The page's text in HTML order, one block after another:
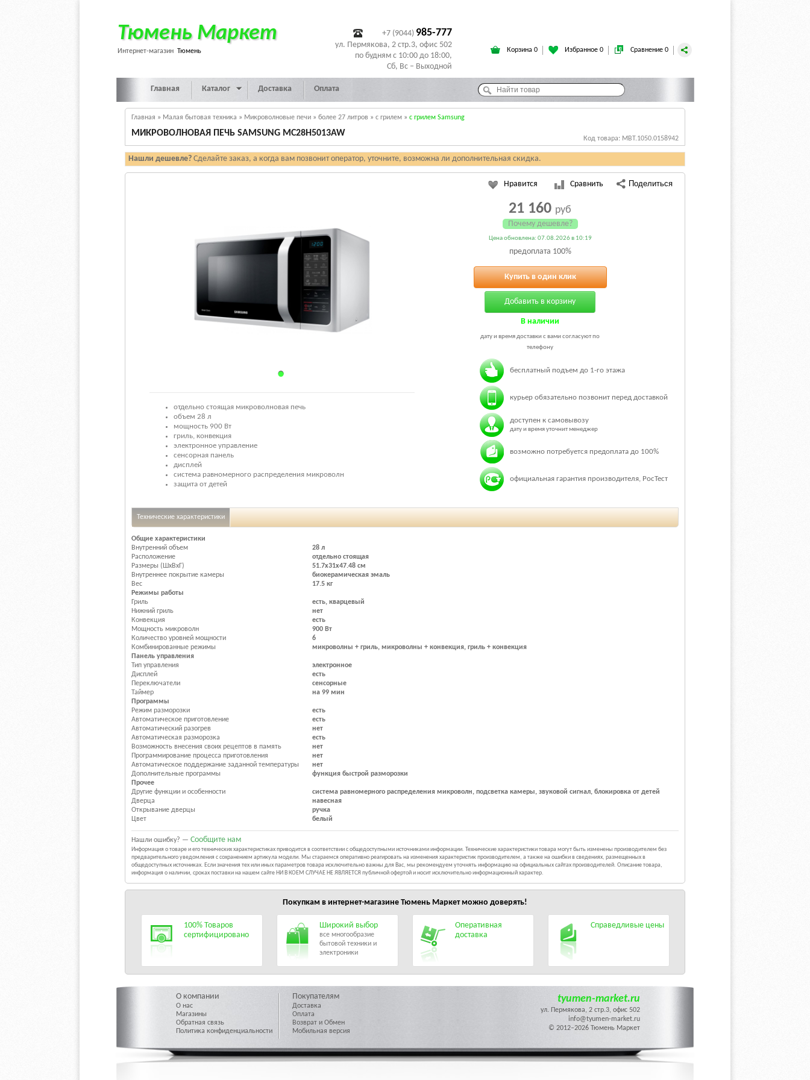
Тюмень Маркет
Интернет-магазин Тюмень
+7 (9044) 985-777
ул. Пермякова, 2 стр.3, офис 502
по будням с 10:00 до 18:00,
Сб, Вс – Выходной
Корзина 0 Избранное 0 Сравнение 0
Главная Каталог Доставка Оплата
Главная » Малая бытовая техника » Микроволновые печи » более 27 литров » с грилем » с грилем Samsung
Код товара: MBT.1050.0158942
МИКРОВОЛНОВАЯ ПЕЧЬ SAMSUNG MC28H5013AW
Нашли дешевле? Сделайте заказ, а когда вам позвонит оператор, уточните, возможна ли дополнительная скидка.
отдельно стоящая микроволновая печь
объем 28 л
мощность 900 Вт
гриль, конвекция
электронное управление
сенсорная панель
дисплей
система равномерного распределения микроволн
защита от детей
Нравится Сравнить
21 160 руб
Почему дешевле?
Цена обновлена: 07.08.2026 в 10:19
предоплата 100%
Купить в один клик
Добавить в корзину
В наличии
дату и время доставки с вами согласуют по
телефону
бесплатный подъем до 1-го этажа
курьер обязательно позвонит перед доставкой
доступен к самовывозу
дату и время уточнит менеджер
возможно потребуется предоплата до 100%
официальная гарантия производителя, РосТест
Технические характеристики
Общие характеристики
Внутренний объем
28 л
Расположение
отдельно стоящая
Размеры (ШxВxГ)
51.7x31x47.48 cм
Внутреннее покрытие камеры
биокерамическая эмаль
Вес
17.5 кг
Режимы работы
Гриль
есть, кварцевый
Нижний гриль
нет
Конвекция
есть
Мощность микроволн
900 Вт
Количество уровней мощности
6
Комбинированные режимы
микроволны + гриль, микроволны + конвекция, гриль + конвекция
Панель управления
Тип управления
электронное
Дисплей
есть
Переключатели
сенсорные
Таймер
на 99 мин
Программы
Режим разморозки
есть
Автоматическое приготовление
есть
Автоматический разогрев
нет
Автоматическая разморозка
есть
Возможность внесения своих рецептов в память
нет
Программирование процесса приготовления
нет
Автоматическое поддержание заданной температуры
нет
Дополнительные программы
функция быстрой разморозки
Прочее
Другие функции и особенности
система равномерного распределения микроволн, подсветка камеры, звуковой сигнал, блокировка от детей
Дверца
навесная
Открывание дверцы
ручка
Цвет
белый
Нашли ошибку? — Сообщите нам
Информация о товаре и его технических характеристиках приводится в соответствии с общедоступными источниками информации. Технические характеристики товара могут быть изменены производителем без
предварительного уведомления с сохранением артикула модели. Мы стараемся оперативно реагировать на изменения характеристик производителем, а также на ошибки в сведениях, размещенных в
общедоступных источниках. Если значения тех или иных параметров товара исключительно важны для Вас, мы рекомендуем уточнять информацию на официальных сайтах производителей. Описание товара,
информация о наличии, сроках поставки на нашем сайте НИ В КОЕМ СЛУЧАЕ НЕ ЯВЛЯЕТСЯ публичной офертой и носит исключительно информационный характер.
Покупкам в интернет-магазине Тюмень Маркетможно доверять!
100% Товаров
сертифицировано
Широкий выбор
все многообразие
бытовой техники и
электроники
Оперативная
доставка
Справедливые цены
О компании
О нас
Магазины
Обратная связь
Политика конфиденциальности
Покупателям
Доставка
Оплата
Возврат и Обмен
Мобильная версия
tyumen-market.ru
ул. Пермякова, 2 стр.3, офис 502
info@tyumen-market.ru
© 2012–2026 Тюмень Маркет